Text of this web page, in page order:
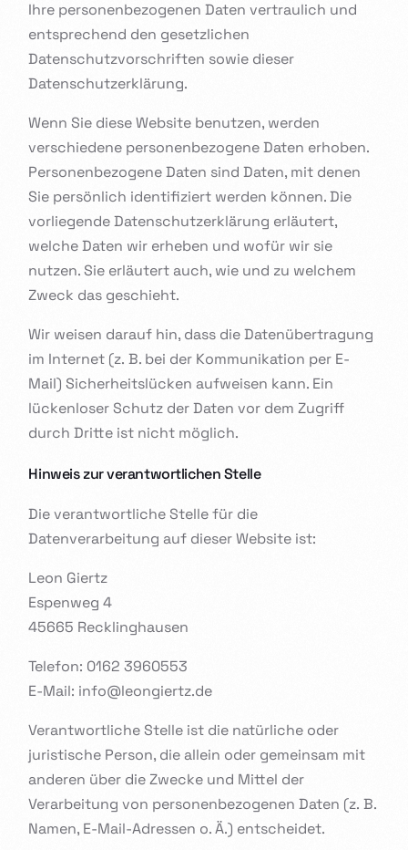
Ihre personenbezogenen Daten vertraulich und
entsprechend den gesetzlichen
Datenschutzvorschriften sowie dieser
Datenschutzerklärung.
Wenn Sie diese Website benutzen, werden
verschiedene personenbezogene Daten erhoben.
Personenbezogene Daten sind Daten, mit denen
Sie persönlich identifiziert werden können. Die
vorliegende Datenschutzerklärung erläutert,
welche Daten wir erheben und wofür wir sie
nutzen. Sie erläutert auch, wie und zu welchem
Zweck das geschieht.
Wir weisen darauf hin, dass die Datenübertragung
im Internet (z. B. bei der Kommunikation per E-
Mail) Sicherheitslücken aufweisen kann. Ein
lückenloser Schutz der Daten vor dem Zugriff
durch Dritte ist nicht möglich.
Hinweis zur verantwortlichen Stelle
Die verantwortliche Stelle für die
Datenverarbeitung auf dieser Website ist:
Leon Giertz
Espenweg 4
45665 Recklinghausen
Telefon: 0162 3960553
E-Mail: info@leongiertz.de
Verantwortliche Stelle ist die natürliche oder
juristische Person, die allein oder gemeinsam mit
anderen über die Zwecke und Mittel der
Verarbeitung von personenbezogenen Daten (z. B.
Namen, E-Mail-Adressen o. Ä.) entscheidet.